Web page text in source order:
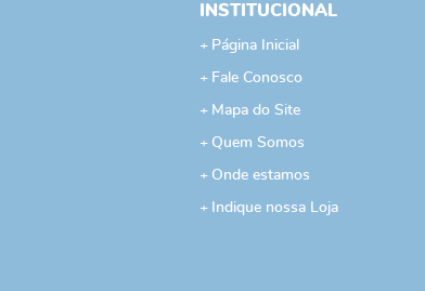
INSTITUCIONAL
Página Inicial
Fale Conosco
Mapa do Site
Quem Somos
Onde estamos
Indique nossa Loja